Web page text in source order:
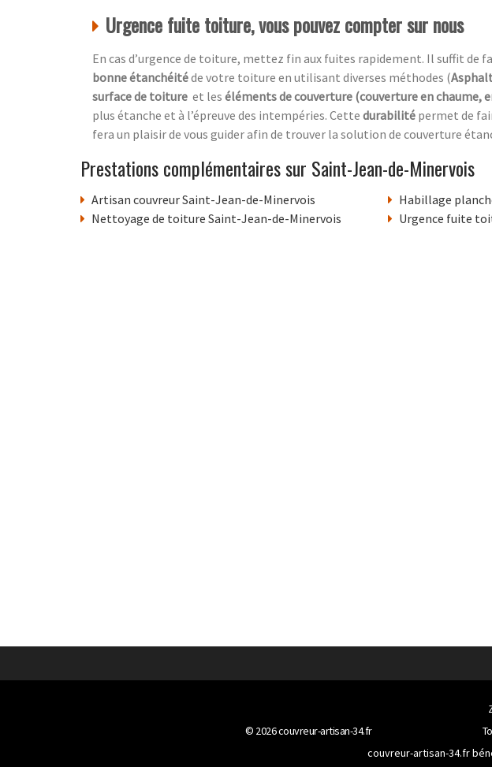
Urgence fuite toiture, vous pouvez compter sur nous
En cas d’urgence de toiture, mettez fin aux fuites rapidement. Il suffit de
bonne étanchéitéde votre toiture en utilisant diverses méthodes (
surface de toiture et les éléments de couverture (couverture en chaume,
plus étanche et à l’épreuve des intempéries. Cette durabilité permet de
fera un plaisir de vous guider afin de trouver la solution de couverture
Prestations complémentaires sur Saint-Jean-de-Minervois
Artisan couvreur Saint-Jean-de-Minervois
Nettoyage de toiture Saint-Jean-de-Minervois
Habillage
Urgence fuite
© 2026couvreur-artisan-34.fr
couvreur-artisan-34.fr